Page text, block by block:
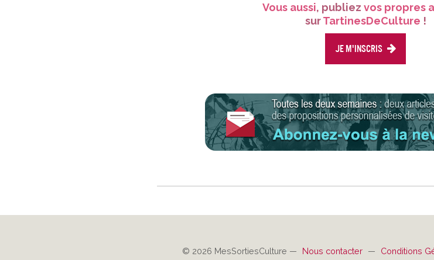
Vous aussi, publiezvos propres
surTartinesDeCulture !
Je m'inscris
© 2026 MesSortiesCulture — Nous contacter — Conditions